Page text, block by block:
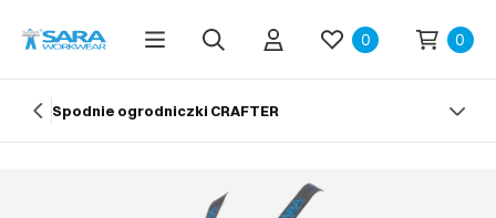
0 0
Spodnie ogrodniczki CRAFTER